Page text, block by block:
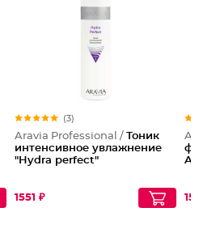
(3)
Aravia Professional / Тоник
интенсивное увлажнение
"Hydra perfect"
1551 ₽